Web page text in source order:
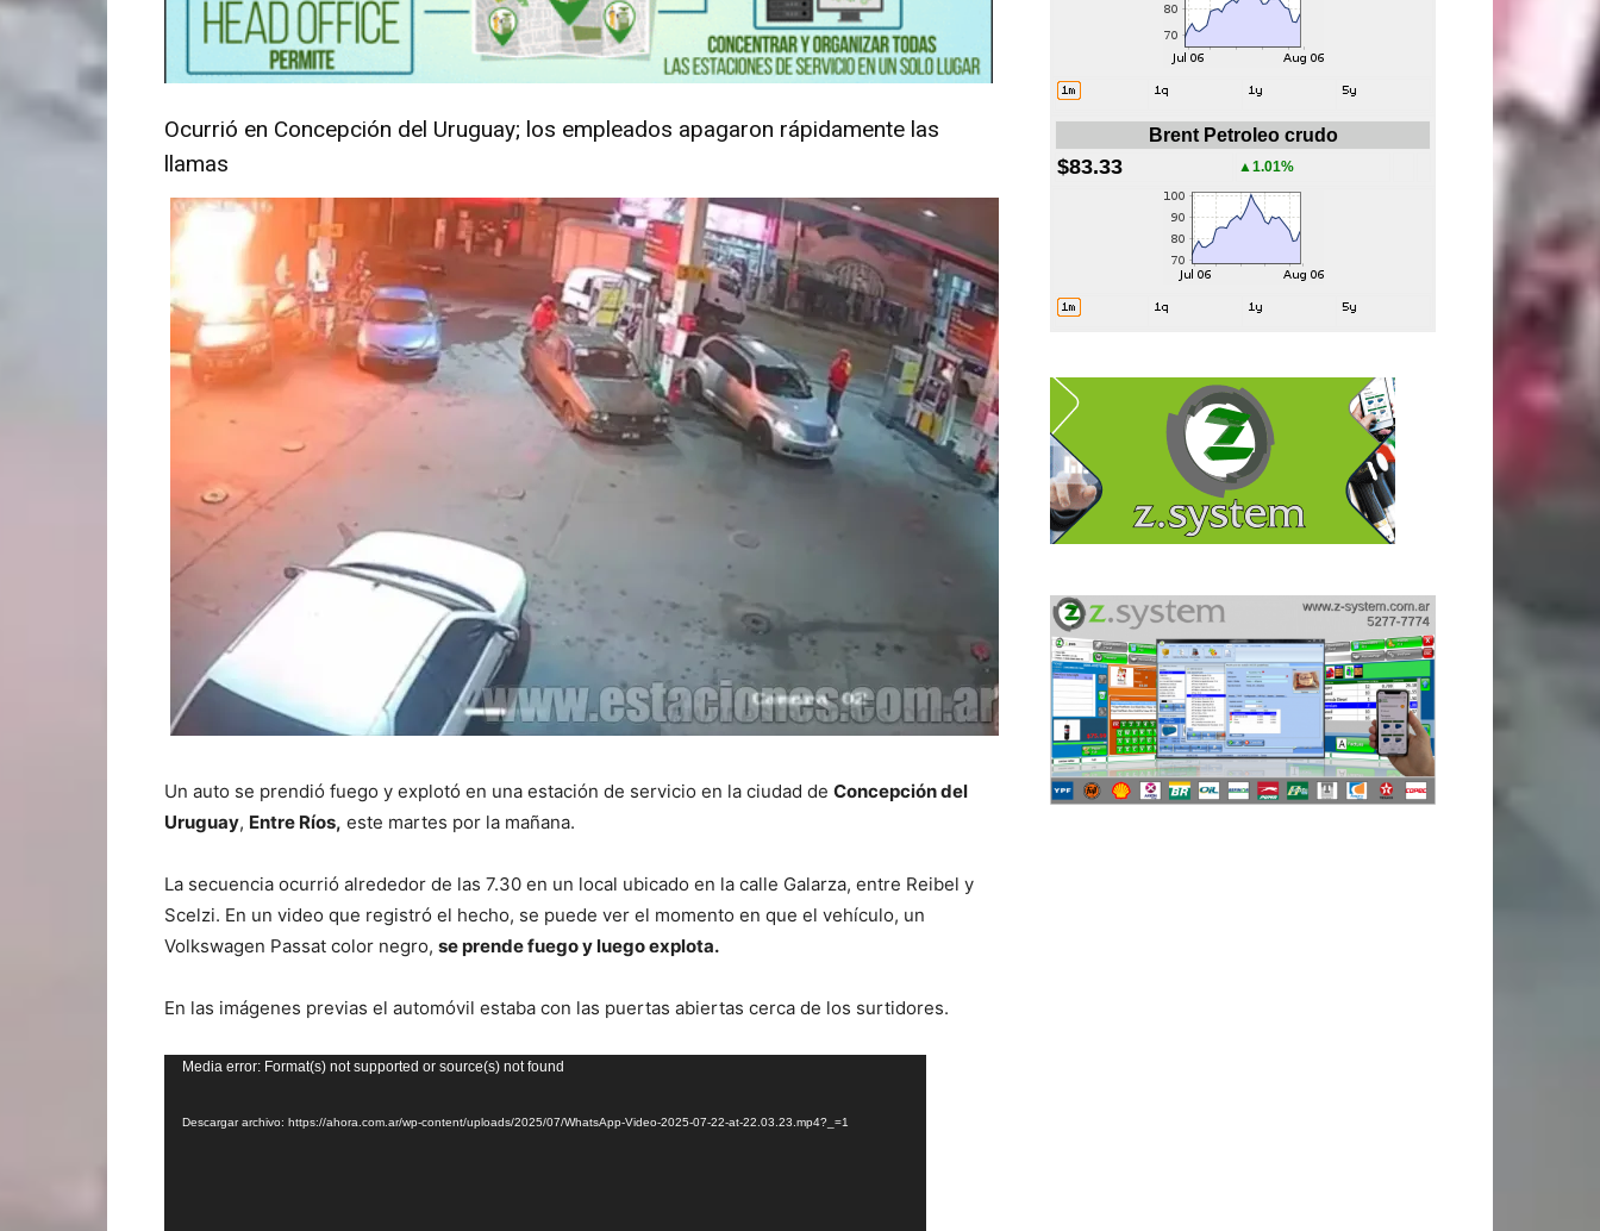
Ocurrió en Concepción del Uruguay; los empleados apagaron rápidamente las
llamas
Un auto se prendió fuego y explotó en una estación de servicio en la ciudad de Concepción del
Uruguay, Entre Ríos, este martes por la mañana.
La secuencia ocurrió alrededor de las 7.30 en un local ubicado en la calle Galarza, entre Reibel y
Scelzi. En un video que registró el hecho, se puede ver el momento en que el vehículo, un
Volkswagen Passat color negro, se prende fuego y luego explota.
En las imágenes previas el automóvil estaba con las puertas abiertas cerca de los surtidores.
Reproductor
video
Media error: Format(s) not supported or source(s) not found
Descargar archivo: https://ahora.com.ar/wp-content/uploads/2025/07/WhatsApp-Video-2025-07-22-at-22.03.23.mp4?_=1
Brent Petroleo crudo
$83.33 ▲1.01%